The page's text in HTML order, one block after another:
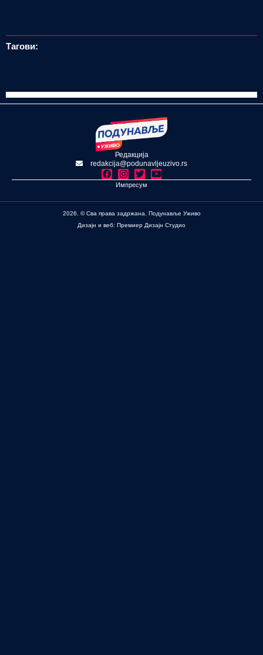
Тагови:
Редакција
redakcija@podunavljeuzivo.rs
Импресум
2026. © Сва права задржана. Подунавље Уживо
Дизајн и веб: Премиер Дизајн Студио